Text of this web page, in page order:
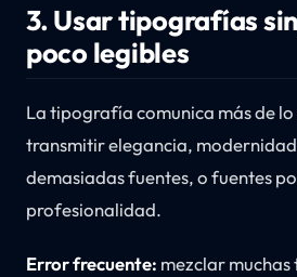
3. Usar tipografías
poco legibles
La tipografía comunica más de
transmitir elegancia,
demasiadas fuentes, o fuentes
profesionalidad.
Error frecuente: mezclar